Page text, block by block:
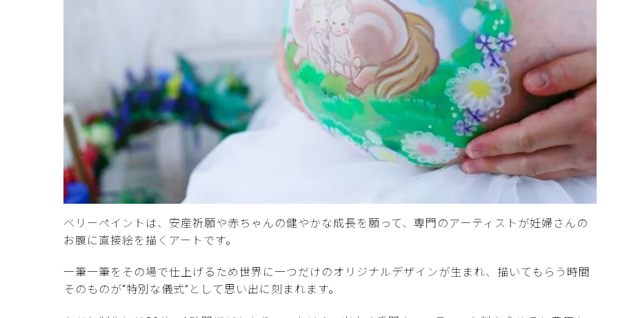
ベリーペイントは、安産祈願や赤ちゃんの健やかな成長を願って、専門のアーティストが妊婦さんの
お腹に直接絵を描くアートです。
一筆一筆をその場で仕上げるため世界に一つだけのオリジナルデザインが生まれ、描いてもらう時間
そのものが“特別な儀式”として思い出に刻まれます。